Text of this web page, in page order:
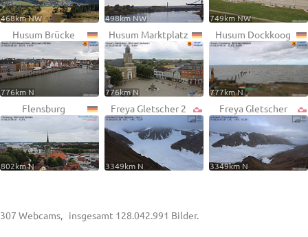
468km NW 498km NW 749km NW
Husum Brücke
776km N
Husum Marktplatz
776km N
Husum Dockkoog
777km N
Flensburg
802km N
Freya Gletscher 2
3349km N
Freya Gletscher
3349km N
307 Webcams, insgesamt 128.042.991 Bilder.